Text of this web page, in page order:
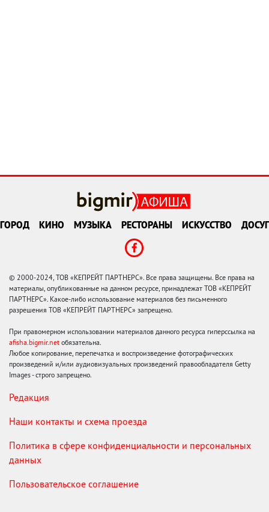
ГОРОД КИНО МУЗЫКА РЕСТОРАНЫ ИСКУССТВО ДОСУГ
© 2000-2024, ТОВ «КЕПРЕЙТ ПАРТНЕРС». Все права защищены. Все права на
материалы, опубликованные на данном ресурсе, принадлежат ТОВ «КЕПРЕЙТ
ПАРТНЕРС». Какое-либо использование материалов без письменного
разрешения ТОВ «КЕПРЕЙТ ПАРТНЕРС» запрещено.
При правомерном использовании материалов данного ресурса гиперссылка на
afisha.bigmir.net обязательна.
Любое копирование, перепечатка и воспроизведение фотографических
произведений и/или аудиовизуальных произведений правообладателя Getty
Images - строго запрещено.
Редакция
Наши контакты и схема проезда
Политика в сфере конфиденциальности и персональных
данных
Пользовательское соглашение